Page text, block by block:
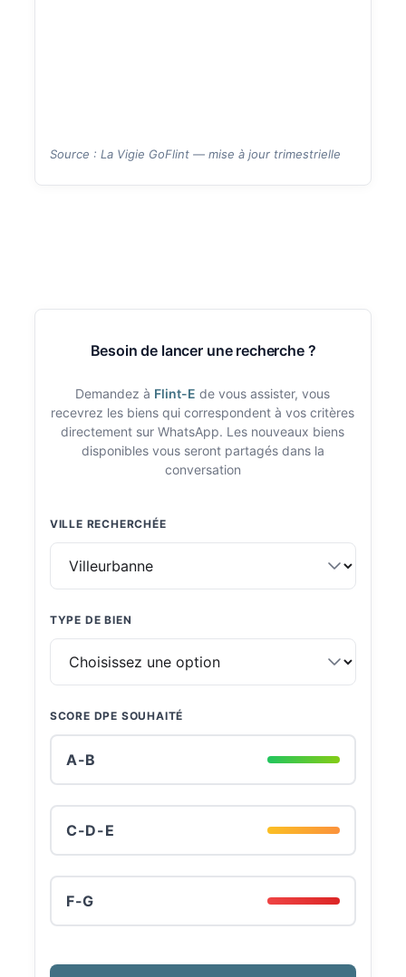
Source : La Vigie GoFlint — mise à jour trimestrielle
Besoin de lancer une recherche ?
Demandez à Flint-E de vous assister, vous
recevrez les biens qui correspondent à vos critères
directement sur WhatsApp. Les nouveaux biens
disponibles vous seront partagés dans la
conversation
VILLE RECHERCHÉE
TYPE DE BIEN
SCORE DPE SOUHAITÉ
A-B
C-D-E
F-G